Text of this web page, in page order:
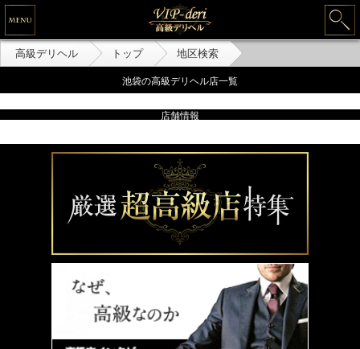
高級デリヘル トップ 地区検索
池袋の高級デリヘル店一覧
店舗情報